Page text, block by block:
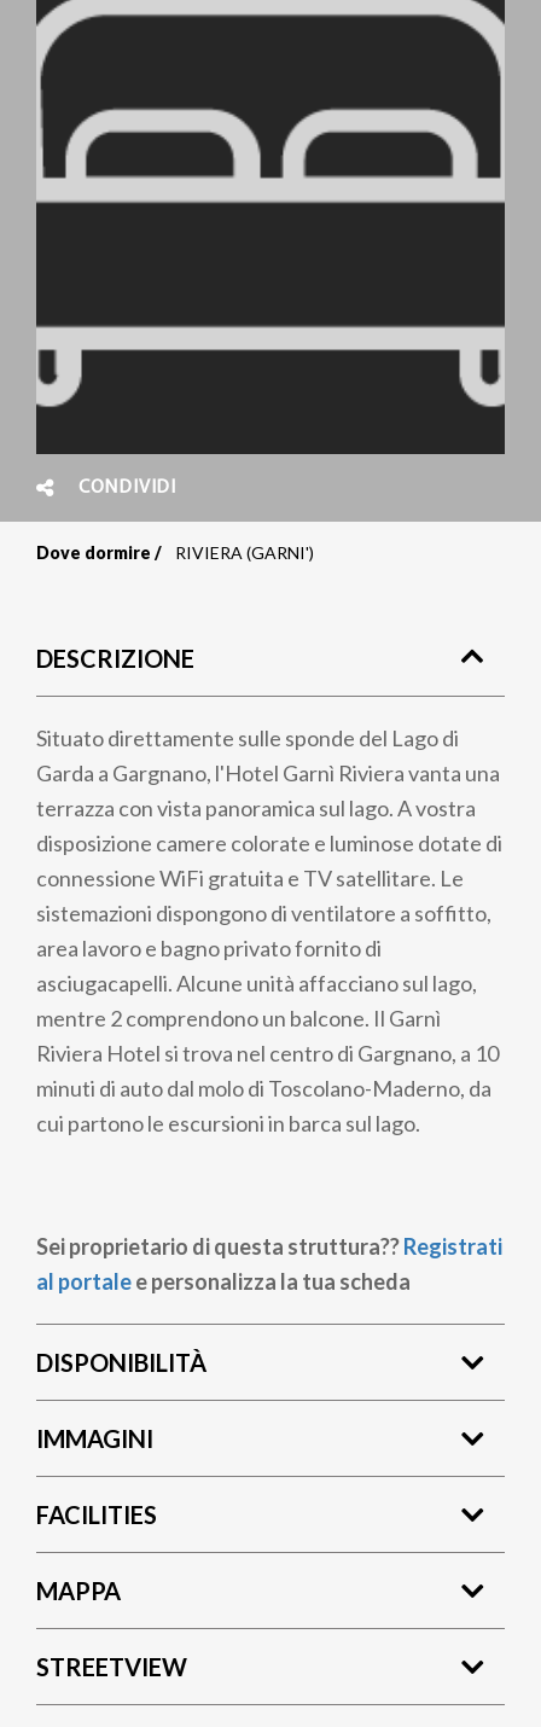
CONDIVIDI
pane
Dove dormire RIVIERA (GARNI')
DESCRIZIONE
Situato direttamente sulle sponde del Lago di
Garda a Gargnano, l'Hotel Garnì Riviera vanta una
terrazza con vista panoramica sul lago. A vostra
disposizione camere colorate e luminose dotate di
connessione WiFi gratuita e TV satellitare. Le
sistemazioni dispongono di ventilatore a soffitto,
area lavoro e bagno privato fornito di
asciugacapelli. Alcune unità affacciano sul lago,
mentre 2 comprendono un balcone. Il Garnì
Riviera Hotel si trova nel centro di Gargnano, a 10
minuti di auto dal molo di Toscolano-Maderno, da
cui partono le escursioni in barca sul lago.
Sei proprietario di questa struttura??Registrati
al portalee personalizza la tua scheda
DISPONIBILITÀ
IMMAGINI
FACILITIES
MAPPA
STREETVIEW